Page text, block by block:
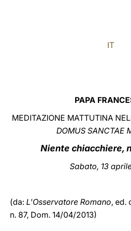
IT
PAPA
MEDITAZIONE MATTUTINA
DOMUS SANCTAE
Niente chiacchiere,
Sabato, 13
(da: L'Osservatore Romano, ed.
n. 87, Dom. 14/04/2013)